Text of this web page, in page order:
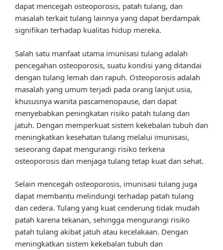
dapat mencegah osteoporosis, patah tulang, dan
masalah terkait tulang lainnya yang dapat berdampak
signifikan terhadap kualitas hidup mereka.
Salah satu manfaat utama imunisasi tulang adalah
pencegahan osteoporosis, suatu kondisi yang ditandai
dengan tulang lemah dan rapuh. Osteoporosis adalah
masalah yang umum terjadi pada orang lanjut usia,
khususnya wanita pascamenopause, dan dapat
menyebabkan peningkatan risiko patah tulang dan
jatuh. Dengan memperkuat sistem kekebalan tubuh dan
meningkatkan kesehatan tulang melalui imunisasi,
seseorang dapat mengurangi risiko terkena
osteoporosis dan menjaga tulang tetap kuat dan sehat.
Selain mencegah osteoporosis, imunisasi tulang juga
dapat membantu melindungi terhadap patah tulang
dan cedera. Tulang yang kuat cenderung tidak mudah
patah karena tekanan, sehingga mengurangi risiko
patah tulang akibat jatuh atau kecelakaan. Dengan
meningkatkan sistem kekebalan tubuh dan